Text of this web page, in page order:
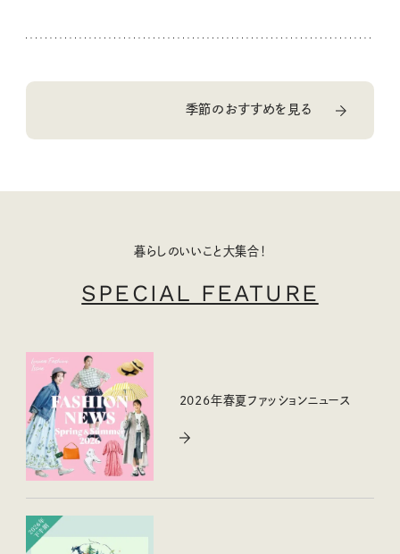
季節のおすすめを見る
暮らしのいいこと大集合！
SPECIAL FEATURE
2026年春夏ファッションニュース